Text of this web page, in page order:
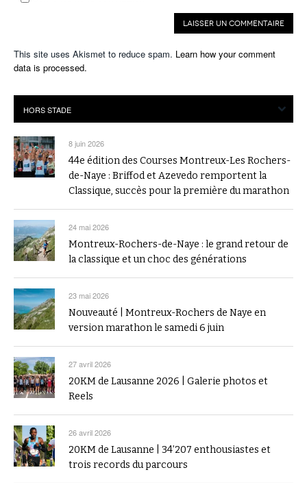
This site uses Akismet to reduce spam. Learn how your comment
data is processed.
8 juin 2026
44e édition des Courses Montreux-Les Rochers-
de-Naye : Briffod et Azevedo remportent la
Classique, succès pour la première du marathon
24 mai 2026
Montreux-Rochers-de-Naye : le grand retour de
la classique et un choc des générations
23 mai 2026
Nouveauté | Montreux-Rochers de Naye en
version marathon le samedi 6 juin
27 avril 2026
20KM de Lausanne 2026 | Galerie photos et
Reels
26 avril 2026
20KM de Lausanne | 34’207 enthousiastes et
trois records du parcours